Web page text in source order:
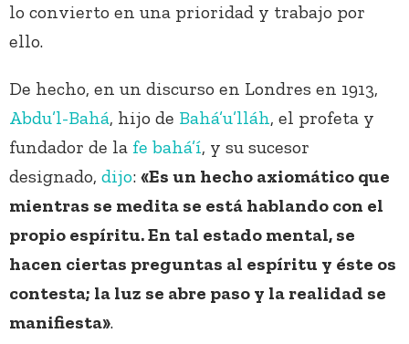
lo convierto en una prioridad y trabajo por
ello.
De hecho, en un discurso en Londres en 1913,
Abdu’l-Bahá, hijo de Bahá’u’lláh, el profeta y
fundador de la fe bahá’í, y su sucesor
designado, dijo: «Es un hecho axiomático que
mientras se medita se está hablando con el
propio espíritu. En tal estado mental, se
hacen ciertas preguntas al espíritu y éste os
contesta; la luz se abre paso y la realidad se
manifiesta».